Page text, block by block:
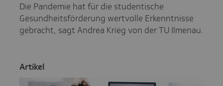
Die Pandemie hat für die studentische
Gesundheitsförderung wertvolle Erkenntnisse
gebracht, sagt Andrea Krieg von der TU Ilmenau.
Artikel